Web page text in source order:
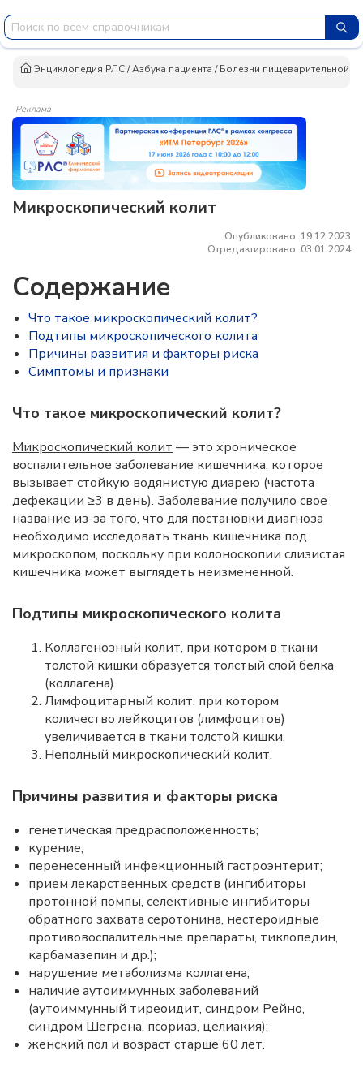
Энциклопедия РЛС/Азбука пациента /Болезни пищеварительной
Реклама
Микроскопический колит
Опубликовано: 19.12.2023
Отредактировано: 03.01.2024
Содержание
Что такое микроскопический колит?
Подтипы микроскопического колита
Причины развития и факторы риска
Симптомы и признаки
Что такое микроскопический колит?
Микроскопический колит — это хроническое
воспалительное заболевание кишечника, которое
вызывает стойкую водянистую диарею (частота
дефекации ≥3 в день). Заболевание получило свое
название из-за того, что для постановки диагноза
необходимо исследовать ткань кишечника под
микроскопом, поскольку при колоноскопии слизистая
кишечника может выглядеть неизмененной.
Подтипы микроскопического колита
Коллагенозный колит, при котором в ткани
толстой кишки образуется толстый слой белка
(коллагена).
Лимфоцитарный колит, при котором
количество лейкоцитов (лимфоцитов)
увеличивается в ткани толстой кишки.
Неполный микроскопический колит.
Причины развития и факторы риска
генетическая предрасположенность;
курение;
перенесенный инфекционный гастроэнтерит;
прием лекарственных средств (ингибиторы
протонной помпы, селективные ингибиторы
обратного захвата серотонина, нестероидные
противовоспалительные препараты, тиклопедин,
карбамазепин и др.);
нарушение метаболизма коллагена;
наличие аутоиммунных заболеваний
(аутоиммунный тиреоидит, синдром Рейно,
синдром Шегрена, псориаз, целиакия);
женский пол и возраст старше 60 лет.